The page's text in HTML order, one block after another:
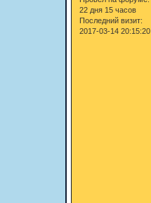
22 дня 15 часов
Последний визит:
2017-03-14 20:15:20